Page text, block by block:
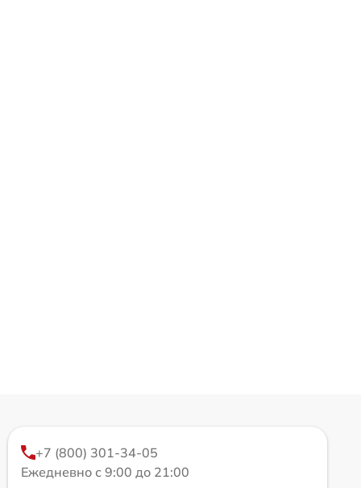
+7 (800) 301-34-05
Ежедневно с 9:00 до 21:00